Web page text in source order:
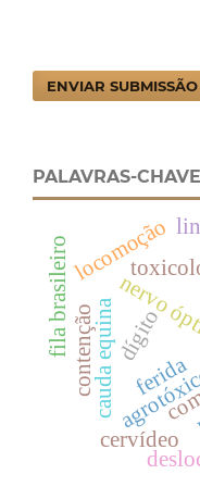
ENVIAR SUBMISSÃO
PALAVRAS-CHAVE
nervo
ferida
dígito
cauda equina
cervídeo
locomoção
contenção
fila brasileiro